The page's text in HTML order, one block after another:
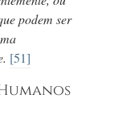
podem ser
[51]